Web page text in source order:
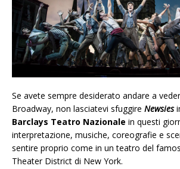
Se avete sempre desiderato andare a
Broadway, non lasciatevi sfuggire Newsies
Barclays Teatro Nazionale in questi
interpretazione, musiche, coreografie e
sentire proprio come in un teatro del
Theater District di New York.